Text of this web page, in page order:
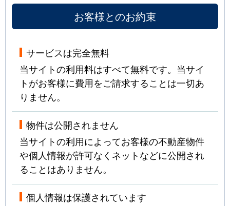
お客様とのお約束
サービスは完全無料
当サイトの利用料はすべて無料です。当サイ
トがお客様に費用をご請求することは一切あ
りません。
物件は公開されません
当サイトの利用によってお客様の不動産物件
や個人情報が許可なくネットなどに公開され
ることはありません。
個人情報は保護されています